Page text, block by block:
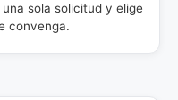
sola solicitud y elige
convenga.